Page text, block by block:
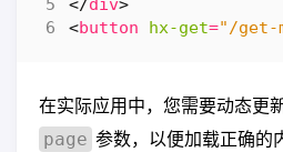
</div>
<button hx-get="/get-
在实际应用中，您需要动态更
page 参数，以便加载正确的